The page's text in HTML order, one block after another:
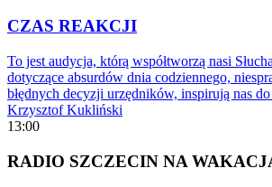
CZAS REAKCJI
To jest audycja, którą współtworzą nasi
dotyczące absurdów dnia codziennego,
błędnych decyzji urzędników, inspirują nas
Krzysztof Kukliński
13:00
RADIO SZCZECIN NA